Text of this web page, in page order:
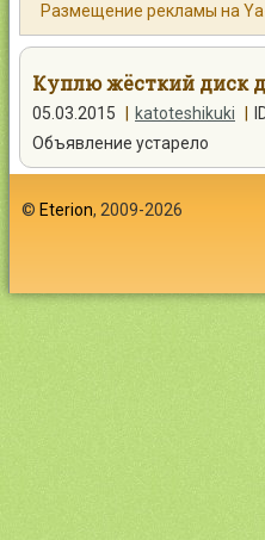
Размещение рекламы на
Куплю жёсткий диск
05.03.2015 katoteshikuki
Объявление устарело
© Eterion, 2009-2026